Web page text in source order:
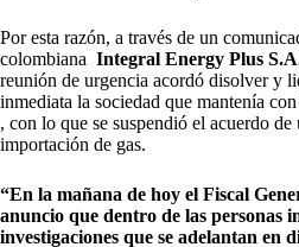
Por esta razón, a través de un
colombiana Integral Energy Plus
reunión de urgencia acordó disolver y
inmediata la sociedad que mantenía
, con lo que se suspendió el acuerdo de
importación de gas.
“En la mañana de hoy el Fiscal
anuncio que dentro de las personas
investigaciones que se adelantan en